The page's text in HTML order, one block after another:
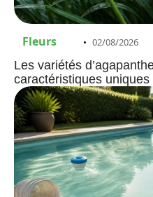
Fleurs 02/08/2026
Les variétés
caractéristiques uniques